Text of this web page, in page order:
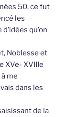
50, ce fut
les
qu’on
Noblesse et
XVe- XVIIIe
me
dans les
de la